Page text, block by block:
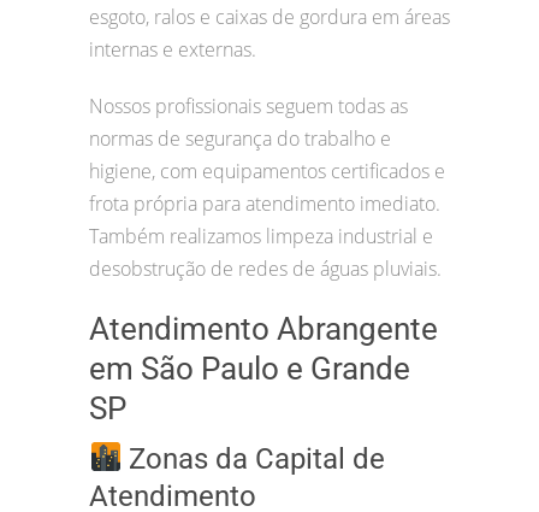
esgoto, ralos e caixas de gordura em áreas
internas e externas.
Nossos profissionais seguem todas as
normas de segurança do trabalho e
higiene, com equipamentos certificados e
frota própria para atendimento imediato.
Também realizamos limpeza industrial e
desobstrução de redes de águas pluviais.
Atendimento Abrangente
em São Paulo e Grande
SP
Zonas da Capital de
Atendimento